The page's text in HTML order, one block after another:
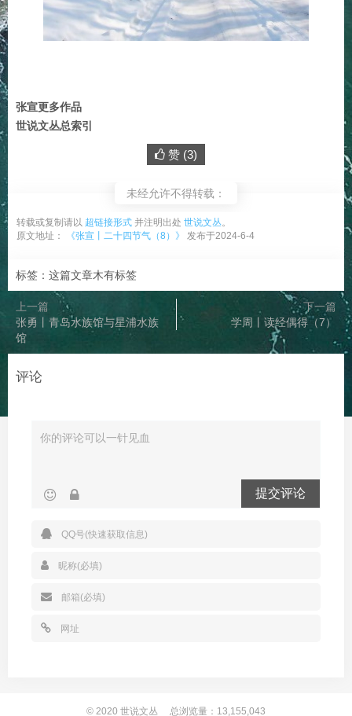
张宣更多作品
世说文丛总索引
赞 (3)
未经允许不得转载：
转载或复制请以 超链接形式 并注明出处 世说文丛。
原文地址：
《张宣丨二十四节气（8）》 发布于2024-6-4
标签：这篇文章木有标签
上一篇
张勇丨青岛水族馆与星浦水族
馆
下一篇
学周丨读经偶得（7）
评论
提交评论
© 2020 世说文丛 总浏览量：13,155,043